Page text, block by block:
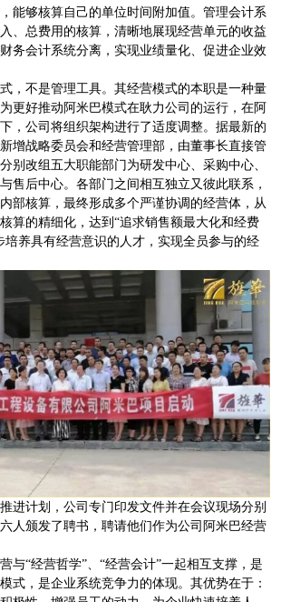
能够核算自己的单位时间附加值。管理会计系
、总费用的核算，清晰地展现经营单元的收益
务会计系统分离，实现业绩量化、促进企业效
，不是管理工具。其经营模式的本职是一种量
更好推动阿米巴模式在耿力公司的运行，在阿
，公司将组织架构进行了适度调整。据最新的
增战略委员会和经营管理部，由董事长直接管
别改组五大职能部门为研发中心、采购中心、
售后中心。各部门之间相互独立又彼此联系，
部核算，最终形成多个严谨协调的经营体，从
算的精细化，达到“追求销售额最大化和经费
培养具有经营意识的人才，实现全员参与的经
进计划，公司专门印发文件并在会议现场分别
人颁发了聘书，聘请他们作为公司阿米巴经营
与“经营哲学”、“经营会计”一起相互支撑，是
式，是企业系统竞争力的体现。其优势在于：